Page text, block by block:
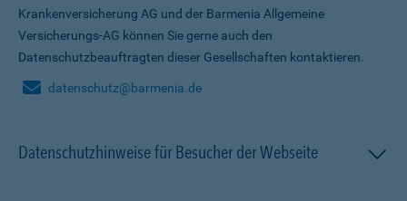
Krankenversicherung AG und der Barmenia Allgemeine
Versicherungs-AG können Sie gerne auch den
Datenschutzbeauftragten dieser Gesellschaften kontaktieren.
datenschutz@barmenia.de
Datenschutzhinweise für Besucher der Webseite